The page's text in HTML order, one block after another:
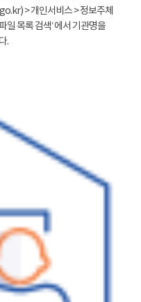
> 개인서비스 > 정보주체
일 목록 검색’ 에서 기관명을
.